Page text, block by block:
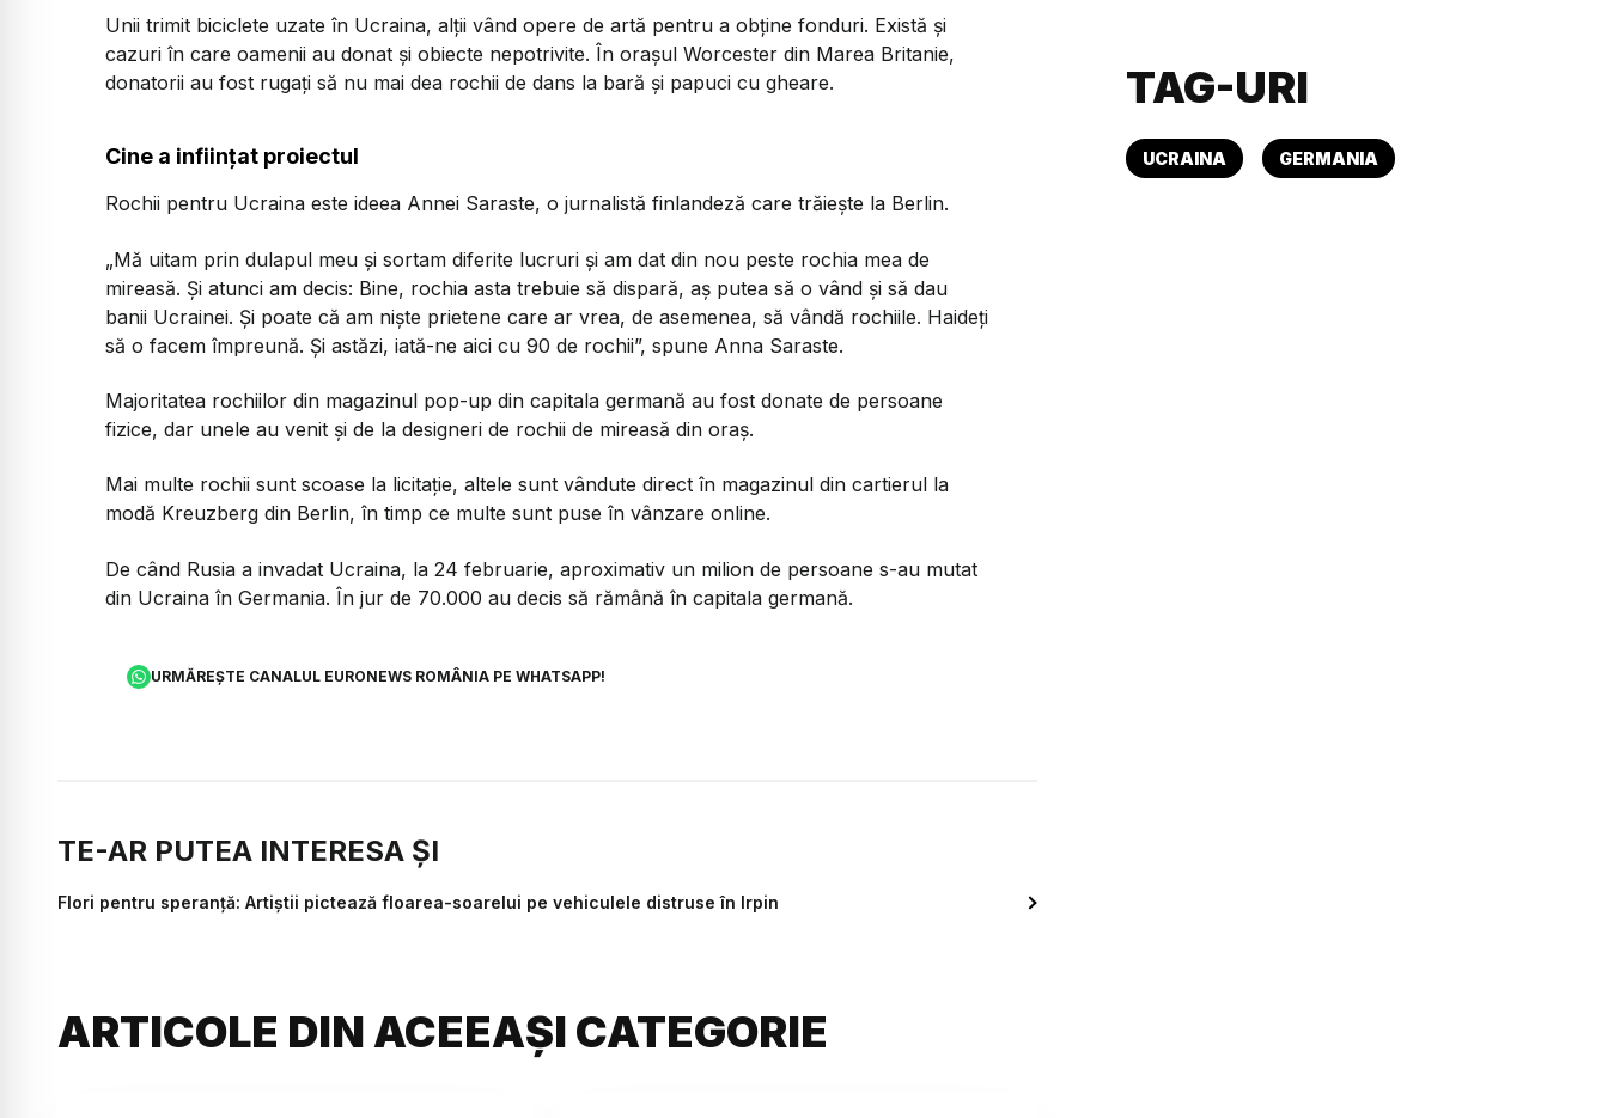
Unii trimit biciclete uzate în Ucraina, alții vând opere de artă pentru a obține fonduri. Există și
cazuri în care oamenii au donat și obiecte nepotrivite. În orașul Worcester din Marea Britanie,
donatorii au fost rugați să nu mai dea rochii de dans la bară și papuci cu gheare.
Cine a inființat proiectul
Rochii pentru Ucraina este ideea Annei Saraste, o jurnalistă finlandeză care trăiește la Berlin.
„Mă uitam prin dulapul meu și sortam diferite lucruri și am dat din nou peste rochia mea de
mireasă. Și atunci am decis: Bine, rochia asta trebuie să dispară, aș putea să o vând și să dau
banii Ucrainei. Și poate că am niște prietene care ar vrea, de asemenea, să vândă rochiile. Haideți
să o facem împreună. Și astăzi, iată-ne aici cu 90 de rochii”, spune Anna Saraste.
Majoritatea rochiilor din magazinul pop-up din capitala germană au fost donate de persoane
fizice, dar unele au venit și de la designeri de rochii de mireasă din oraș.
Mai multe rochii sunt scoase la licitație, altele sunt vândute direct în magazinul din cartierul la
modă Kreuzberg din Berlin, în timp ce multe sunt puse în vânzare online.
De când Rusia a invadat Ucraina, la 24 februarie, aproximativ un milion de persoane s-au mutat
din Ucraina în Germania. În jur de 70.000 au decis să rămână în capitala germană.
URMĂREȘTE CANALUL EURONEWS ROMÂNIA PE WHATSAPP!
TE-AR PUTEA INTERESA ȘI
Flori pentru speranță: Artiștii pictează floarea-soarelui pe vehiculele distruse în Irpin
ARTICOLE DIN ACEEAȘI CATEGORIE
TAG-URI
UCRAINA GERMANIA